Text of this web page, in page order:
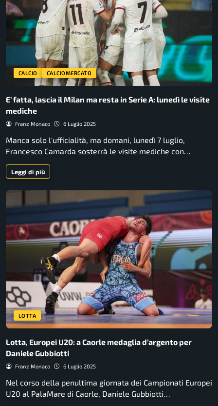
CALCIO CALCIOMERCATO
E’ fatta, lascia il Milan ma resta in Serie A: lunedì le visite
mediche
Franz Monaco 6 Luglio 2025
Manca solo l'ufficialità, ma domani, lunedì 7 luglio,
Francesco Camarda sosterrà le visite mediche con…
Leggi di più
LOTTA
Lotta, Europei U20: a Caorle medaglia d’argento per
Daniele Gubbiotti
Franz Monaco 6 Luglio 2025
Nel corso della penultima giornata dei Campionati Europei
U20 al PalaMare di Caorle, Daniele Gubbiotti…